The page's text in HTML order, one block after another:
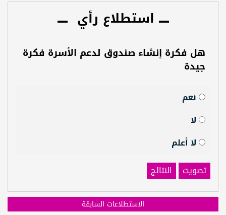
استطلاع رأي
هل فكرة إنشاء صندوق لدعم الأسرة فكرة
جيدة
نعم
لا
لا أعلم
تصويت
النتائج
الاستطلاعات السابقة